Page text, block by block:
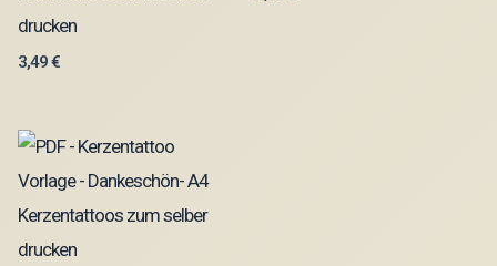
drucken
3,49€